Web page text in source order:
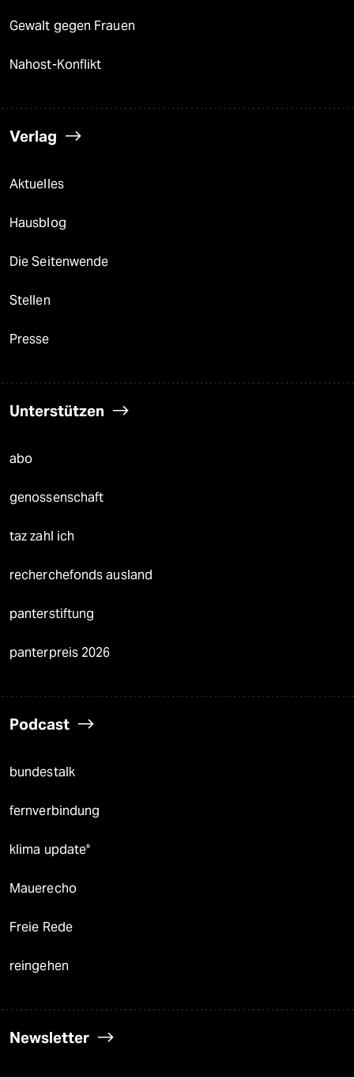
Gewalt gegen Frauen
Nahost-Konflikt
Verlag
Aktuelles
Hausblog
Die Seitenwende
Stellen
Presse
Unterstützen
abo
genossenschaft
taz zahl ich
recherchefonds ausland
panterstiftung
panterpreis 2026
Podcast
bundestalk
fernverbindung
klima update°
Mauerecho
Freie Rede
reingehen
Newsletter